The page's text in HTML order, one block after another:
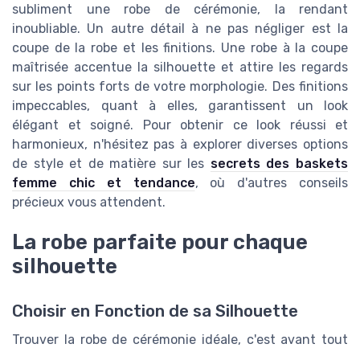
subliment une robe de cérémonie, la rendant
inoubliable. Un autre détail à ne pas négliger est la
coupe de la robe et les finitions. Une robe à la coupe
maîtrisée accentue la silhouette et attire les regards
sur les points forts de votre morphologie. Des finitions
impeccables, quant à elles, garantissent un look
élégant et soigné. Pour obtenir ce look réussi et
harmonieux, n'hésitez pas à explorer diverses options
de style et de matière sur les secrets des baskets
femme chic et tendance, où d'autres conseils
précieux vous attendent.
La robe parfaite pour chaque
silhouette
Choisir en Fonction de sa Silhouette
Trouver la robe de cérémonie idéale, c'est avant tout